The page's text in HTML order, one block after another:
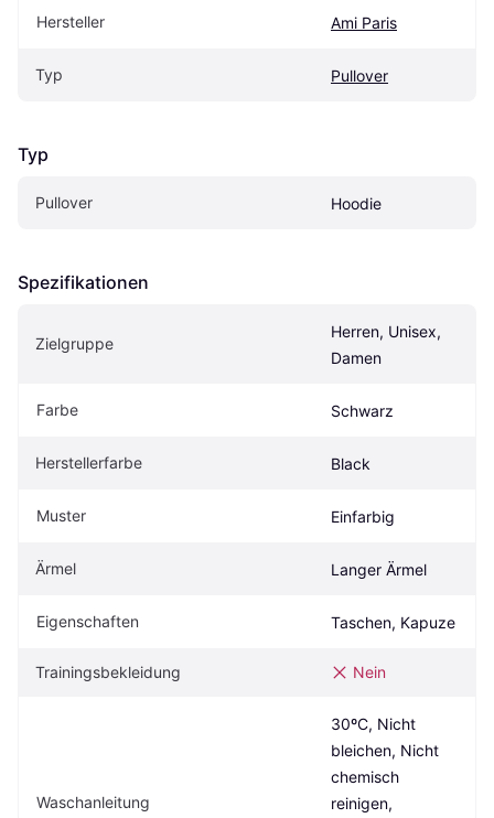
Hersteller Ami Paris
Typ Pullover
Typ
Pullover Hoodie
Spezifikationen
Zielgruppe
Herren, Unisex,
Damen
Farbe Schwarz
Herstellerfarbe Black
Muster Einfarbig
Ärmel Langer Ärmel
Eigenschaften Taschen, Kapuze
Trainingsbekleidung Nein
Waschanleitung
30ºC, Nicht
bleichen, Nicht
chemisch
reinigen,